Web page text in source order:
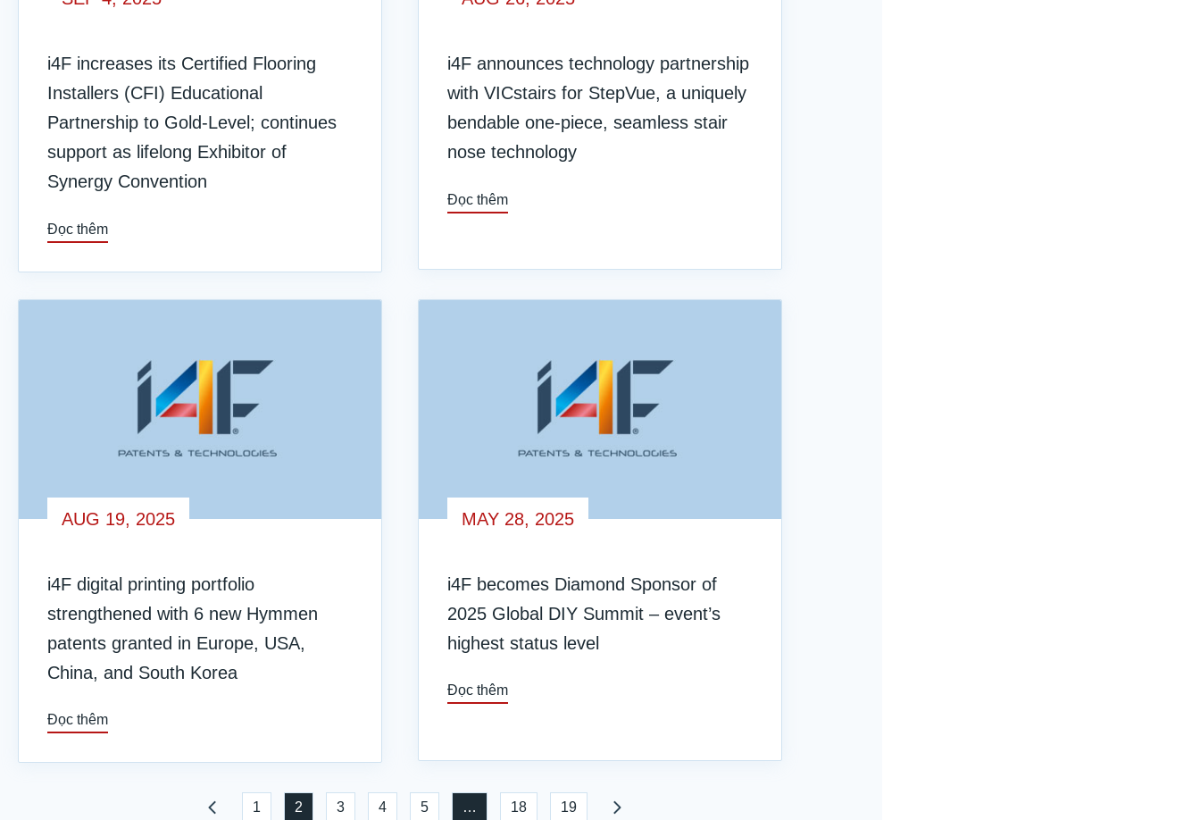
i4F increases its Certified Flooring
Installers (CFI) Educational
Partnership to Gold-Level; continues
support as lifelong Exhibitor of
Synergy Convention
Đọc thêm
i4F announces technology partnership
with VICstairs for StepVue, a uniquely
bendable one-piece, seamless stair
nose technology
Đọc thêm
AUG 19, 2025
i4F digital printing portfolio
strengthened with 6 new Hymmen
patents granted in Europe, USA,
China, and South Korea
Đọc thêm
MAY 28, 2025
i4F becomes Diamond Sponsor of
2025 Global DIY Summit – event’s
highest status level
Đọc thêm
1 2 3 4 5 … 18 19